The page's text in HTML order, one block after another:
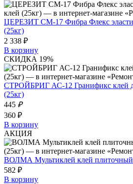
ЦЕРЕЗИТ СМ-17 Фибра Флекс
(25кг)
2 338 ₽
В корзину
СКИДКА 19%
СТРОЙБРИГ АС-12 Гранификс клей
(25кг)
445 ₽
360 ₽
В корзину
АКЦИЯ
ВОЛМА Мультиклей клей плиточный
582 ₽
В корзину